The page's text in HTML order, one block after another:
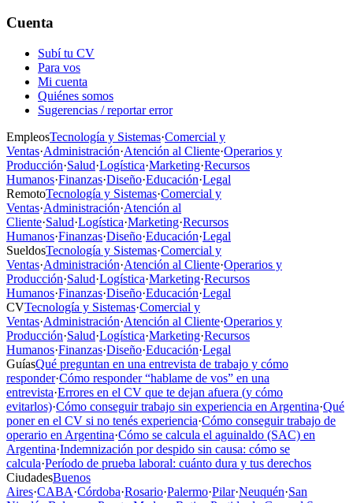
Cuenta
Subí tu CV
Para vos
Mi cuenta
Quiénes somos
Sugerencias / reportar error
EmpleosTecnología y Sistemas·Comercial y
Ventas·Administración·Atención al Cliente·Operarios y
Producción·Salud·Logística·Marketing·Recursos
Humanos·Finanzas·Diseño·Educación·Legal
RemotoTecnología y Sistemas·Comercial y
Ventas·Administración·Atención al
Cliente·Salud·Logística·Marketing·Recursos
Humanos·Finanzas·Diseño·Educación·Legal
SueldosTecnología y Sistemas·Comercial y
Ventas·Administración·Atención al Cliente·Operarios y
Producción·Salud·Logística·Marketing·Recursos
Humanos·Finanzas·Diseño·Educación·Legal
CVTecnología y Sistemas·Comercial y
Ventas·Administración·Atención al Cliente·Operarios y
Producción·Salud·Logística·Marketing·Recursos
Humanos·Finanzas·Diseño·Educación·Legal
GuíasQué preguntan en una entrevista de trabajo y cómo
responder·Cómo responder “hablame de vos” en una
entrevista·Errores en el CV que te dejan afuera (y cómo
evitarlos)·Cómo conseguir trabajo sin experiencia en Argentina·Qué
poner en el CV si no tenés experiencia·Cómo conseguir trabajo de
operario en Argentina·Cómo se calcula el aguinaldo (SAC) en
Argentina·Indemnización por despido sin causa: cómo se
calcula·Período de prueba laboral: cuánto dura y tus derechos
CiudadesBuenos
Aires·CABA·Córdoba·Rosario·Palermo·Pilar·Neuquén·San